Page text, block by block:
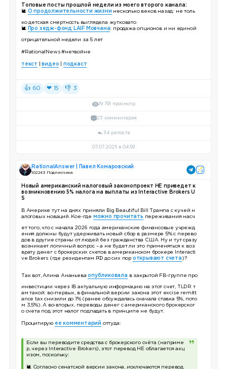
Топовые посты прошлой недели из моего второго канала:
🐌 О продолжительности жизни несколько веков назад: не толь
ко детская смертность выглядела жутковато
🐌
Про хедж-фонд LAIF Мовчана: продажа опционов и ни единой
отрицательной недели за 5 лет
#RationalNews #нетвойне
текст видео подкаст
👍 60 ❤ 15 👎 3
19 791 просмотр
23 комментария
34 репоста
07.07.2025 в 04:59
RationalAnswer | Павел Комаровский
102 243 Подписчика
Новый американский налоговый законопроект НЕ приведет к
возникновению 5% налога на выплаты из Interactive Brokers U
S
В Америке тут на днях приняли Big Beautiful Bill Трампа с кучей н
алоговых новаций. Кое-где
можно прочитать переживания насч
ет того, что с начала 2026 года американские финансовые учрежд
ения должны будут удерживать новый сбор в размере 5% с перево
дов в другие страны от людей без гражданства США. Ну и тут сразу
возникает логичный вопрос – а не будет ли это применяться к воз
врату денег с брокерских счетов в американском брокере Interacti
ve Brokers (где резидентам РФ до сих пор открывают счета )?
Так вот, Алина Ананьеваопубликовала в закрытой FB-группе про
инвестиции через IB актуальную информацию на этот счет, TLDR т
ам такой: во-первых, в финальной версии закона этот excise remitt
ance tax снизили до 1% (ранее обсуждалась сначала ставка 5%, пото
м 3,5%). А во-вторых, переводы денег с американского брокерског
о счета под этот налог подпадать в принципе не будут.
Процитирую ее комментарий оттуда:
Если вы переводите средства с брокерского счёта (наприме
р, через Interactive Brokers), этот перевод НЕ облагается акц
изом, поскольку:
🐌 Согласно сенатской версии закона, исключаются перевод